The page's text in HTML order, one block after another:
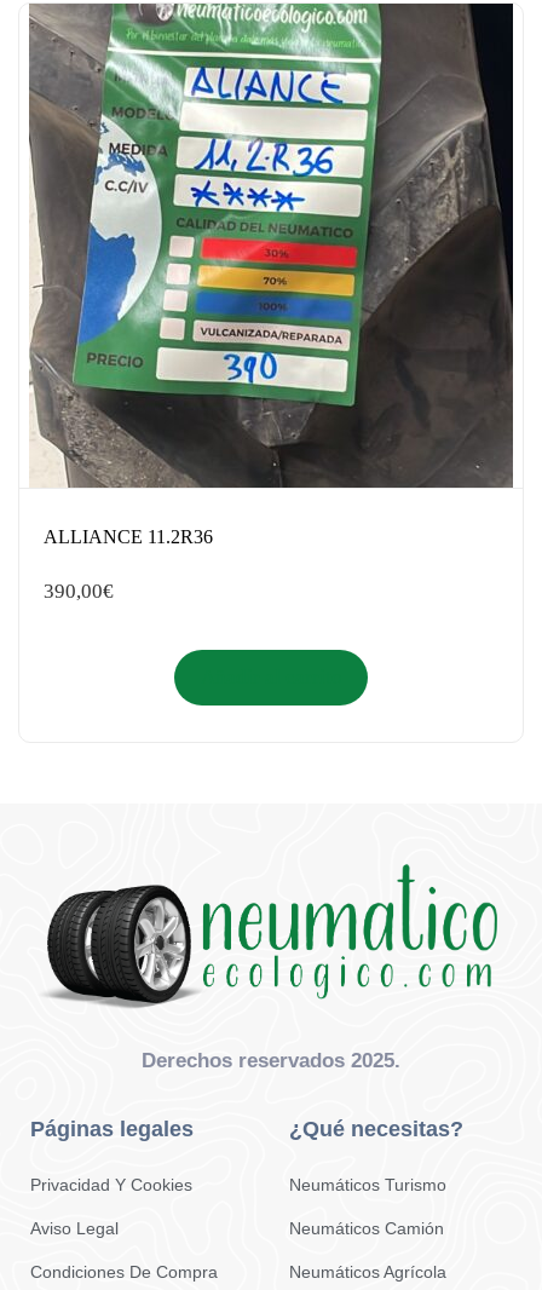
ALLIANCE 11.2R36
390,00€
Derechos reservados 2025.
Páginas legales
Privacidad Y Cookies
Aviso Legal
Condiciones De Compra
¿Qué necesitas?
Neumáticos Turismo
Neumáticos Camión
Neumáticos Agrícola